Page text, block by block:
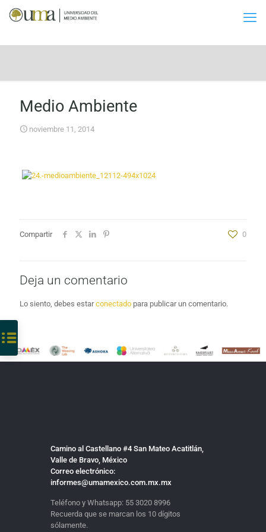
Medio Ambiente
noviembre 11, 2014
Compartir 0
Deja un comentario
Lo siento, debes estarconectado para publicar un comentario.
Camino al Castellano #4 San Mateo Acatitlán,
Valle de Bravo, México
Correo electrónico:
informes@umamexico.com.mx.mx
Teléfono y Whatsapp: 55 3020 8996
Recuerda que se marcan los 10 dígitos
sólamente.